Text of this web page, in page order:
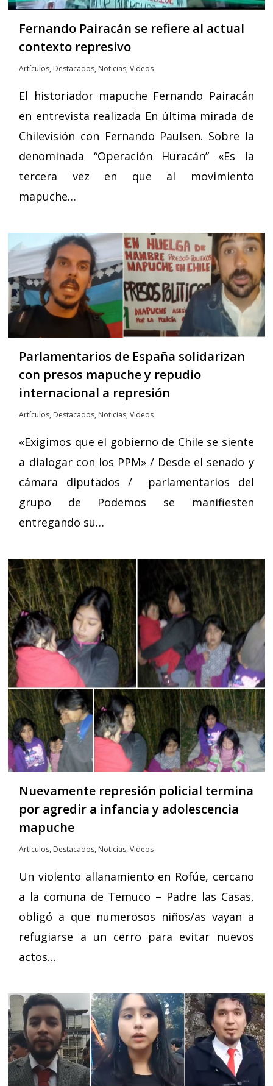
Fernando Pairacán se refiere al actual
contexto represivo
Artículos, Destacados, Noticias,Videos
El historiador mapuche Fernando Pairacán
en entrevista realizada En última mirada de
Chilevisión con Fernando Paulsen. Sobre la
denominada “Operación Huracán” «Es la
tercera vez en que al movimiento
mapuche…
Parlamentarios de España solidarizan
con presos mapuche y repudio
internacional a represión
Artículos, Destacados, Noticias,Videos
«Exigimos que el gobierno de Chile se siente
a dialogar con los PPM» / Desde el senado y
cámara diputados / parlamentarios del
grupo de Podemos se manifiesten
entregando su…
Nuevamente represión policial termina
por agredir a infancia y adolescencia
mapuche
Artículos, Destacados, Noticias,Videos
Un violento allanamiento en Rofúe, cercano
a la comuna de Temuco – Padre las Casas,
obligó a que numerosos niños/as vayan a
refugiarse a un cerro para evitar nuevos
actos…